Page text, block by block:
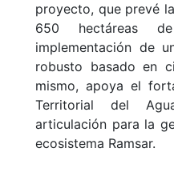
proyecto, que prevé
650 hectáreas
implementación de
robusto basado en
mismo, apoya el
Territorial del
articulación para la
ecosistema Ramsar.